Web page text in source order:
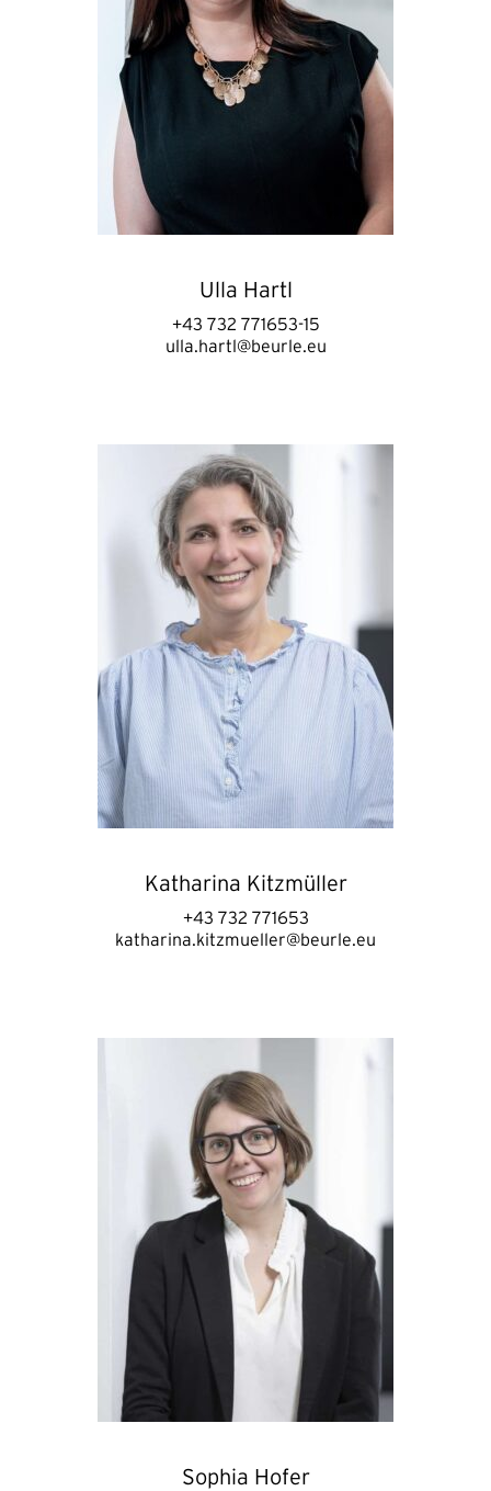
Ulla Hartl
+43 732 771653-15
ulla.hartl@beurle.eu
Katharina Kitzmüller
+43 732 771653
katharina.kitzmueller@beurle.eu
Sophia Hofer